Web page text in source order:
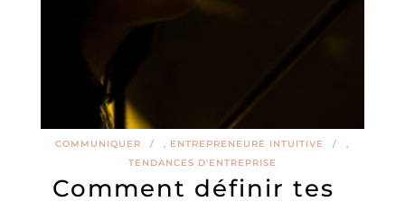
Comment définir tes
COMMUNIQUER , ENTREPRENEURE INTUITIVE
,
TENDANCES D'ENTREPRISE